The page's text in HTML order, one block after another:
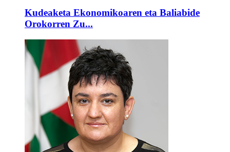
Kudeaketa Ekonomikoaren eta Baliabide
Orokorren Zu...